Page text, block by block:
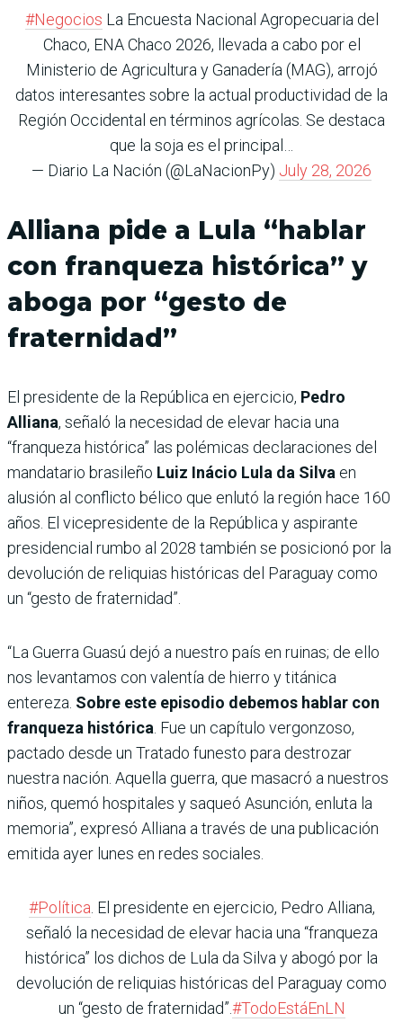
#Negocios La Encuesta Nacional Agropecuaria del
Chaco, ENA Chaco 2026, llevada a cabo por el
Ministerio de Agricultura y Ganadería (MAG), arrojó
datos interesantes sobre la actual productividad de la
Región Occidental en términos agrícolas. Se destaca
que la soja es el principal…
— Diario La Nación (@LaNacionPy) July 28, 2026
Alliana pide a Lula “hablar
con franqueza histórica” y
aboga por “gesto de
fraternidad”
El presidente de la República en ejercicio, Pedro
Alliana, señaló la necesidad de elevar hacia una
“franqueza histórica” las polémicas declaraciones del
mandatario brasileño Luiz Inácio Lula da Silva en
alusión al conflicto bélico que enlutó la región hace 160
años. El vicepresidente de la República y aspirante
presidencial rumbo al 2028 también se posicionó por la
devolución de reliquias históricas del Paraguay como
un “gesto de fraternidad”.
“La Guerra Guasú dejó a nuestro país en ruinas; de ello
nos levantamos con valentía de hierro y titánica
entereza. Sobre este episodio debemos hablar con
franqueza histórica. Fue un capítulo vergonzoso,
pactado desde un Tratado funesto para destrozar
nuestra nación. Aquella guerra, que masacró a nuestros
niños, quemó hospitales y saqueó Asunción, enluta la
memoria”, expresó Alliana a través de una publicación
emitida ayer lunes en redes sociales.
#Política. El presidente en ejercicio, Pedro Alliana,
señaló la necesidad de elevar hacia una “franqueza
histórica” los dichos de Lula da Silva y abogó por la
devolución de reliquias históricas del Paraguay como
un “gesto de fraternidad”.#TodoEstáEnLN